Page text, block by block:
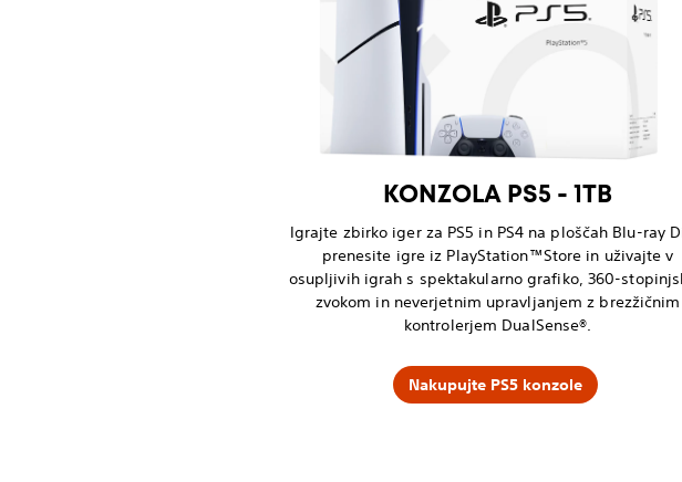
KONZOLA PS5 - 1TB
Igrajte zbirko iger za PS5 in PS4 na ploščah Blu-ray
prenesite igre iz PlayStation™Store in uživajte v
osupljivih igrah s spektakularno grafiko, 360-
zvokom in neverjetnim upravljanjem z brezžičnim
kontrolerjem DualSense®.
Nakupujte PS5 konzole